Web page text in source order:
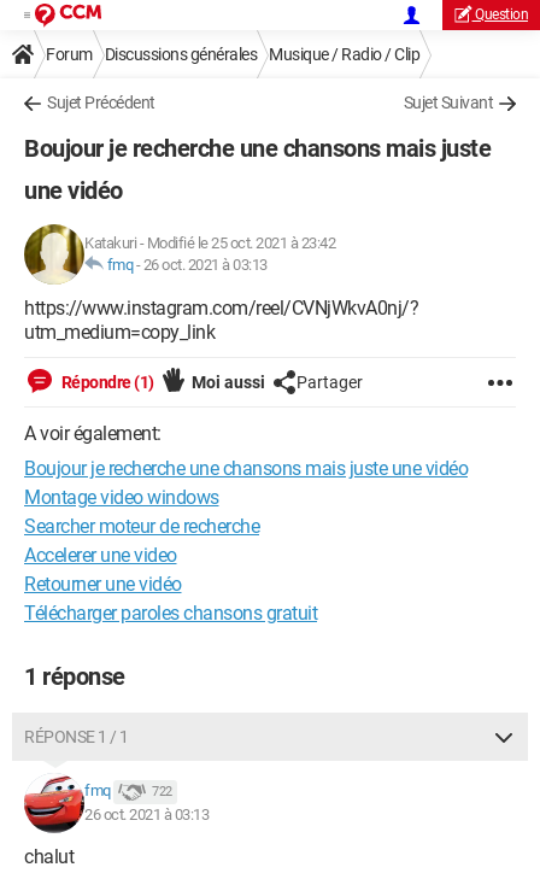
Question
Forum Discussions générales Musique / Radio / Clip
Sujet Précédent Sujet Suivant
Boujour je recherche une chansons mais juste
une vidéo
Katakuri - Modifié le 25 oct. 2021 à 23:42
fmq-26 oct. 2021 à 03:13
https://www.instagram.com/reel/CVNjWkvA0nj/?
utm_medium=copy_link
Répondre (1) Moi aussi Partager
A voir également:
Boujour je recherche une chansons mais juste une vidéo
Montage video windows
Searcher moteur de recherche
Accelerer une video
Retourner une vidéo
Télécharger paroles chansons gratuit
1 réponse
RÉPONSE 1 / 1
fmq 722
26 oct. 2021 à 03:13
chalut